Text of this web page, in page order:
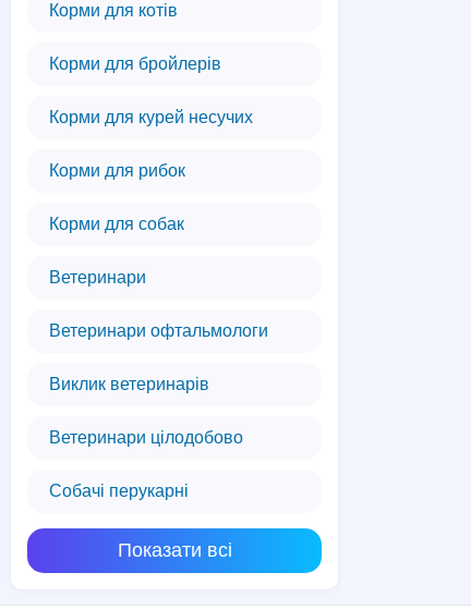
Корми для котів
Корми для бройлерів
Корми для курей несучих
Корми для рибок
Корми для собак
Ветеринари
Ветеринари офтальмологи
Виклик ветеринарів
Ветеринари цілодобово
Собачі перукарні
Показати всі